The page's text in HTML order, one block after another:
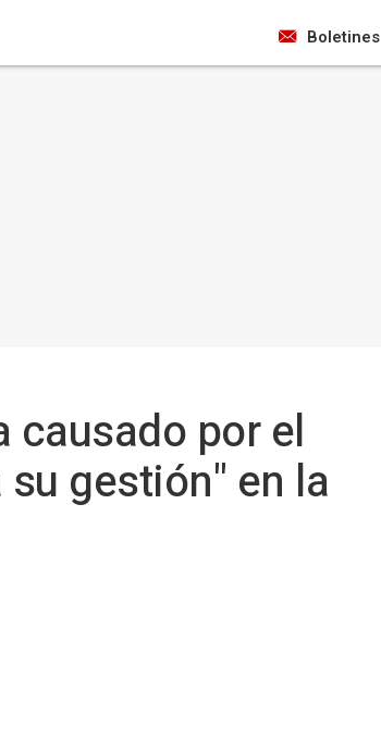
Boletines
causado por el
gestión" en la